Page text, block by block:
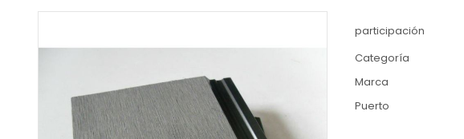
participación
Categoría
Marca
Puerto